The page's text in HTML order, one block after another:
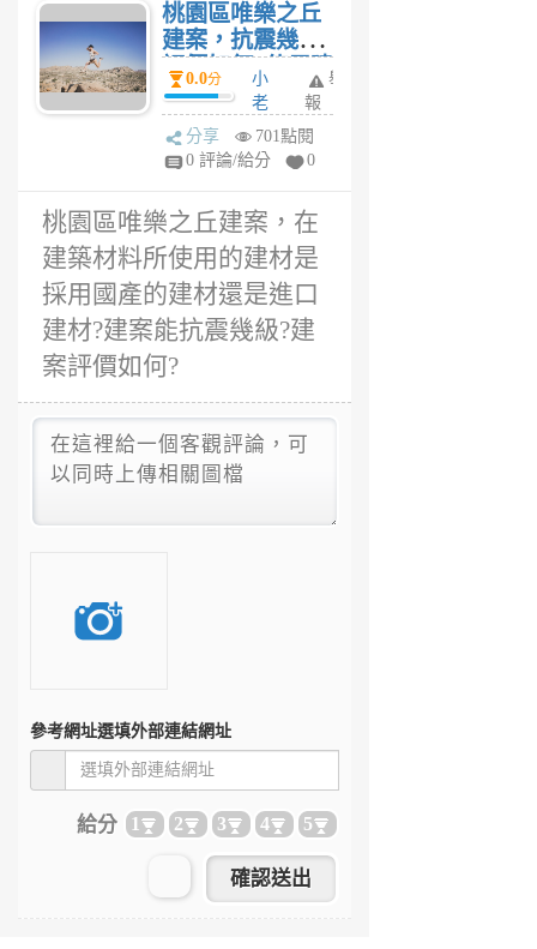
桃園區唯樂之丘
建案，抗震幾級?
評價如何?使用建
材如何?求評
價?
0.0分
小
老
闆
4
舉
報
分享
701點閱
0 評論/給分
0
桃園區唯樂之丘建案，在
建築材料所使用的建材是
採用國產的建材還是進口
建材?建案能抗震幾級?建
案評價如何?
參考網址選填外部連結網址
給分 1 2 3 4 5